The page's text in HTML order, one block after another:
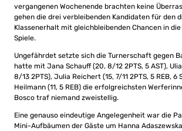
vergangenen Wochenende brachten keine
gehen die drei verbleibenden Kandidaten für den
Klassenerhalt mit gleichbleibenden Chancen in
Spiele.
Ungefährdet setzte sich die Turnerschaft gegen
hatte mit Jana Schauff (20, 8/12 2PTS, 5 AST),
8/13 2PTS), Julia Reichert (15, 7/11 2PTS, 5 REB, 6
Heilmann (11, 5 REB) die erfolgreichsten
Bosco traf niemand zweistellig.
Eine genauso eindeutige Angelegenheit war die
Mini-Aufbäumen der Gäste um Hanna